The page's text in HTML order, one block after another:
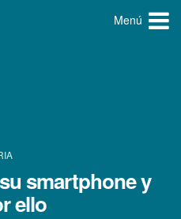
Menú
smartphone y
ello